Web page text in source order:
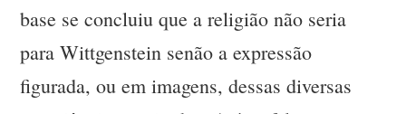
base se concluiu que a religião não seria
para Wittgenstein senão a expressão
figurada, ou em imagens, dessas diversas